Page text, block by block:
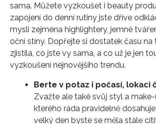
INFORMACE
REDAKCE
sama. Můžete vyzkoušet i beauty
zapojení do denní rutiny jste dříve
mysli zejména highlightery, jemné
oční stíny. Dopřejte si dostatek času
zjistila, co jste vy sama, a co už je jen
vyzkoušení nejnovějšího trendu.
Berte v potaz i počasí, lokaci
Zvažte ale také svůj styl a make-
kterého ráda pravidelně
velký den byste se měla stále